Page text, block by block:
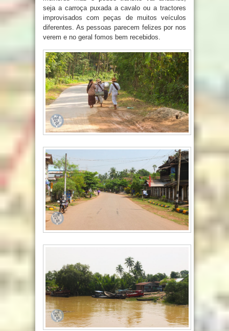
seja a carroça puxada a cavalo ou a tractores
improvisados com peças de muitos veículos
diferentes. As pessoas parecem felizes por nos
verem e no geral fomos bem recebidos.